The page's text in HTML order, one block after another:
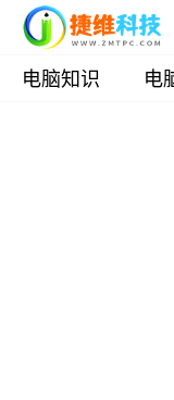
电脑知识 电